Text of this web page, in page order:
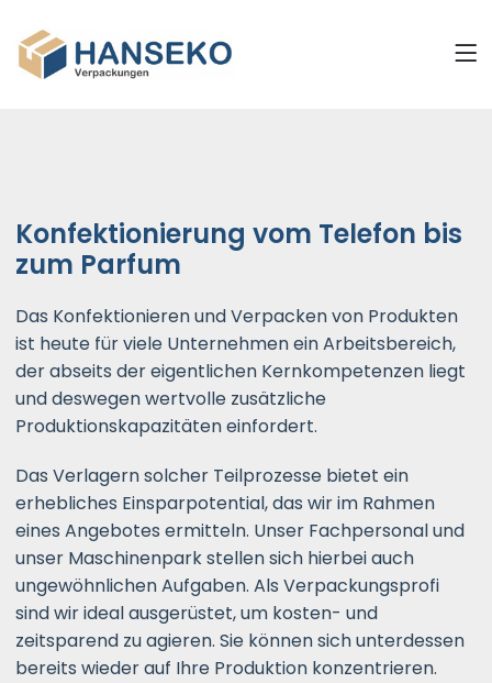
Konfektionierung vom Telefon bis
zum Parfum
Das Konfektionieren und Verpacken von Produkten
ist heute für viele Unternehmen ein Arbeitsbereich,
der abseits der eigentlichen Kernkompetenzen liegt
und deswegen wertvolle zusätzliche
Produktionskapazitäten einfordert.
Das Verlagern solcher Teilprozesse bietet ein
erhebliches Einsparpotential, das wir im Rahmen
eines Angebotes ermitteln. Unser Fachpersonal und
unser Maschinenpark stellen sich hierbei auch
ungewöhnlichen Aufgaben. Als Verpackungsprofi
sind wir ideal ausgerüstet, um kosten- und
zeitsparend zu agieren. Sie können sich unterdessen
bereits wieder auf Ihre Produktion konzentrieren.